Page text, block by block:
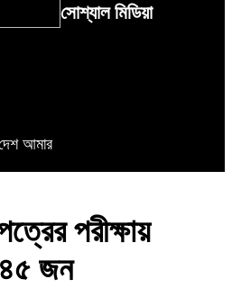
সোশ্যাল মিডিয়া
আমার
পরীক্ষায়
জন